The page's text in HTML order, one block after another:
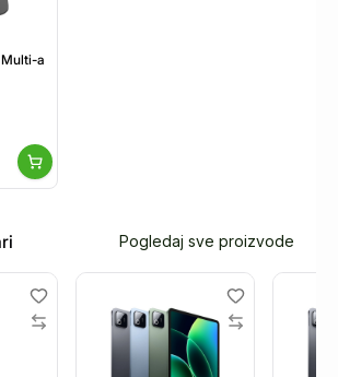
angle Stand (BHR08JMEU)
Pogledaj sve proizvode